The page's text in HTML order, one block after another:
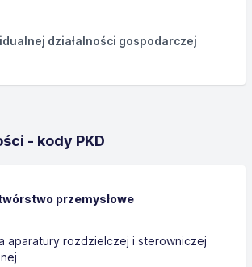
działalności gospodarczej
- kody PKD
przemysłowe
aparatury rozdzielczej i sterowniczej